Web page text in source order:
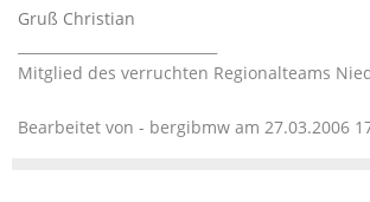
Gruß Christian
Mitglied des verruchten Regionalteams
Bearbeitet von - bergibmw am 27.03.2006